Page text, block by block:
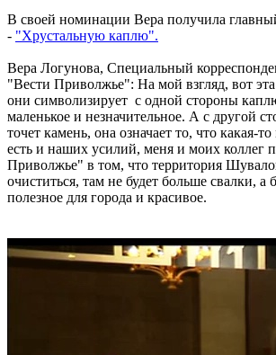
В своей номинации Вера получила
- "Хрустальную каплю".
Вера Логунова, Специальный
"Вести Приволжье": На мой взгляд, вот эта
они символизирует с одной стороны
маленькое и незначительное. А с другой
точет камень, она означает то, что какая-
есть и наших усилий, меня и моих коллег
Приволжье" в том, что территория
очиститься, там не будет больше свалки, а
полезное для города и красивое.